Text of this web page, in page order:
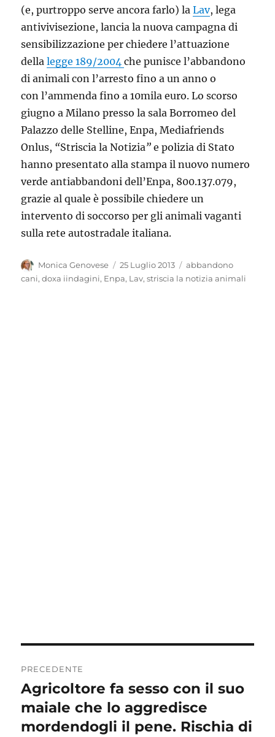
(e, purtroppo serve ancora farlo) laLav, lega
antivivisezione, lancia la nuova campagna di
sensibilizzazione per chiedere l’attuazione
dellalegge 189/2004che punisce l’abbandono
di animali con l’arresto fino a un anno o
con l’ammenda fino a 10mila euro. Lo scorso
giugno a Milano presso la sala Borromeo del
Palazzo delle Stelline, Enpa, Mediafriends
Onlus, “Striscia la Notizia” e polizia di Stato
hanno presentato alla stampa il nuovo numero
verde antiabbandoni dell’Enpa, 800.137.079,
grazie al quale è possibile chiedere un
intervento di soccorso per gli animali vaganti
sulla rete autostradale italiana.
Autore
Monica Genovese
Pubblicato
il
25 Luglio 2013 Tag
abbandono
cani,doxa iindagini, Enpa, Lav,striscia la notizia animali
articoli
PRECEDENTE
Articolo
precedente:
Agricoltore fa sesso con il suo
maiale che lo aggredisce
mordendogli il pene. Rischia di